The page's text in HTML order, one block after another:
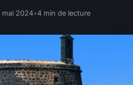
mai 2024•4 min de lecture